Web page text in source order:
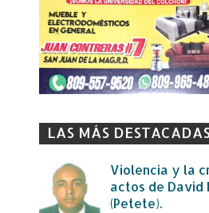
LAS MÁS
Violencia y la
actos de David
(Petete).